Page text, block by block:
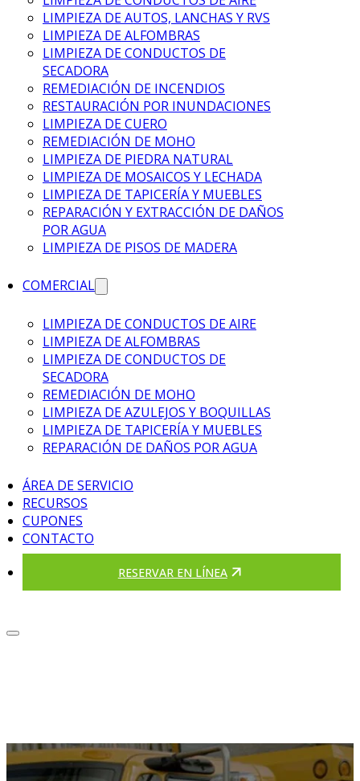
LIMPIEZA DE AUTOS, LANCHAS Y RVS
LIMPIEZA DE ALFOMBRAS
LIMPIEZA DE CONDUCTOS DE
SECADORA
REMEDIACIÓN DE INCENDIOS
RESTAURACIÓN POR INUNDACIONES
LIMPIEZA DE CUERO
REMEDIACIÓN DE MOHO
LIMPIEZA DE PIEDRA NATURAL
LIMPIEZA DE MOSAICOS Y LECHADA
LIMPIEZA DE TAPICERÍA Y MUEBLES
REPARACIÓN Y EXTRACCIÓN DE DAÑOS
POR AGUA
LIMPIEZA DE PISOS DE MADERA
COMERCIAL
LIMPIEZA DE CONDUCTOS DE AIRE
LIMPIEZA DE ALFOMBRAS
LIMPIEZA DE CONDUCTOS DE
SECADORA
REMEDIACIÓN DE MOHO
LIMPIEZA DE AZULEJOS Y BOQUILLAS
LIMPIEZA DE TAPICERÍA Y MUEBLES
REPARACIÓN DE DAÑOS POR AGUA
ÁREA DE SERVICIO
RECURSOS
CUPONES
CONTACTO
RESERVAR EN LÍNEA